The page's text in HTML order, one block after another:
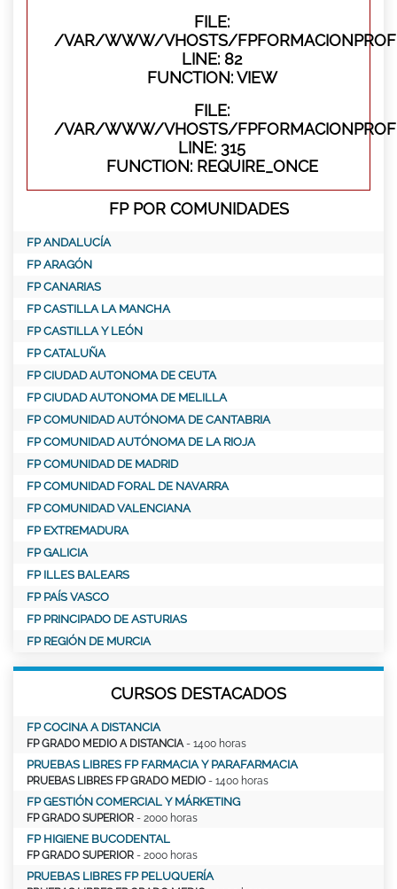
FILE:
/VAR/WWW/VHOSTS/
LINE: 82
FUNCTION: VIEW
FILE:
/VAR/WWW/VHOSTS/
LINE: 315
FUNCTION: REQUIRE_ONCE
FP POR COMUNIDADES
FP ANDALUCÍA
FP ARAGÓN
FP CANARIAS
FP CASTILLA LA MANCHA
FP CASTILLA Y LEÓN
FP CATALUÑA
FP CIUDAD AUTONOMA DE CEUTA
FP CIUDAD AUTONOMA DE MELILLA
FP COMUNIDAD AUTÓNOMA DE CANTABRIA
FP COMUNIDAD AUTÓNOMA DE LA RIOJA
FP COMUNIDAD DE MADRID
FP COMUNIDAD FORAL DE NAVARRA
FP COMUNIDAD VALENCIANA
FP EXTREMADURA
FP GALICIA
FP ILLES BALEARS
FP PAÍS VASCO
FP PRINCIPADO DE ASTURIAS
FP REGIÓN DE MURCIA
CURSOS DESTACADOS
FP COCINA A DISTANCIA
FP GRADO MEDIO A DISTANCIA- 1400 horas
PRUEBAS LIBRES FP FARMACIA Y PARAFARMACIA
PRUEBAS LIBRES FP GRADO MEDIO - 1400 horas
FP GESTIÓN COMERCIAL Y MÁRKETING
FP GRADO SUPERIOR - 2000 horas
FP HIGIENE BUCODENTAL
FP GRADO SUPERIOR - 2000 horas
PRUEBAS LIBRES FP PELUQUERÍA